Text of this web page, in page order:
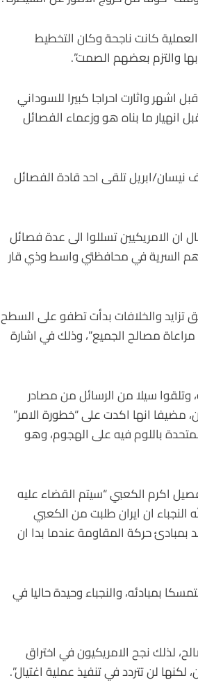
كانت ناجحة وكان التخطيط
والتزم بعضهم الصمت”.
اشهر واثارت احراجا كبيرا للسوداني
انهيار ما بناه هو وزعماء الفصائل
نيسان/ابريل تلقى احد قادة الفصائل
الامريكيين تسللوا الى عدة فصائل
السرية في محافظتي واسط وذي قار
والخلافات بدأت تطفو على السطح
مصالح الجميع”، وذلك في اشارة
وتلقوا سيلا من الرسائل من مصادر
مضيفا انها اكدت على “خطورة الامر”
باللوم فيه على الهجوم، وهو
اكرم الكعبي “سيتم القضاء عليه
النجباء ان ايران طلبت من الكعبي
بمبادئ حركة المقاومة عندما بدا ان
بمبادئه، والنجباء وحيدة حاليا في
لذلك نجح الامريكيون في اختراق
لن تتردد في تنفيذ عملية اغتيال”.